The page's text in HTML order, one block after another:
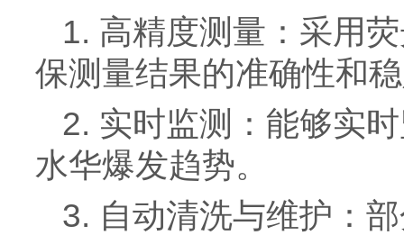
1. 高精度测量：采用
保测量结果的准确性和
2. 实时监测：能够实
水华爆发趋势。
3. 自动清洗与维护：